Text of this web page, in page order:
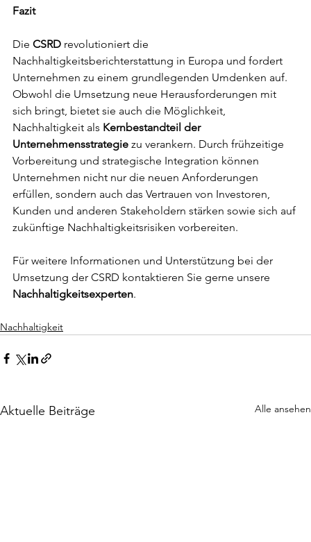
Fazit
Die CSRD revolutioniert die
Nachhaltigkeitsberichterstattung in Europa und fordert
Unternehmen zu einem grundlegenden Umdenken auf.
Obwohl die Umsetzung neue Herausforderungen mit
sich bringt, bietet sie auch die Möglichkeit,
Nachhaltigkeit als Kernbestandteil der
Unternehmensstrategie zu verankern. Durch frühzeitige
Vorbereitung und strategische Integration können
Unternehmen nicht nur die neuen Anforderungen
erfüllen, sondern auch das Vertrauen von Investoren,
Kunden und anderen Stakeholdern stärken sowie sich auf
zukünftige Nachhaltigkeitsrisiken vorbereiten.
Für weitere Informationen und Unterstützung bei der
Umsetzung der CSRD kontaktieren Sie gerne unsere
Nachhaltigkeitsexperten.
Nachhaltigkeit
Aktuelle Beiträge Alle ansehen